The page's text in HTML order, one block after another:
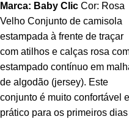
Marca: Baby Clic Cor: Rosa
Velho Conjunto de camisola
estampada à frente de traçar
com atilhos e calças rosa
estampado contínuo em
de algodão (jersey). Este
conjunto é muito confortável e
prático para os primeiros dias